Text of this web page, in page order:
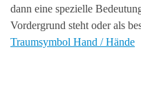
dann eine spezielle
Vordergrund steht oder als
Traumsymbol Hand / Hände